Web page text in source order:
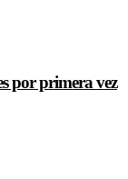
por primera vez